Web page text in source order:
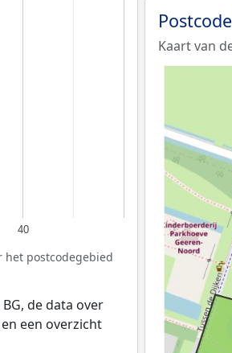
40
het postcodegebied
de data over
een overzicht
Kaart van